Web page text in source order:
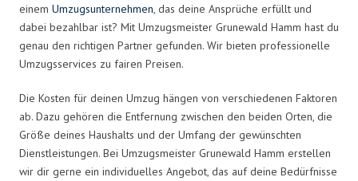
einem Umzugsunternehmen, das deine Ansprüche erfüllt und
dabei bezahlbar ist? Mit Umzugsmeister Grunewald Hamm hast du
genau den richtigen Partner gefunden. Wir bieten professionelle
Umzugsservices zu fairen Preisen.
Die Kosten für deinen Umzug hängen von verschiedenen Faktoren
ab. Dazu gehören die Entfernung zwischen den beiden Orten, die
Größe deines Haushalts und der Umfang der gewünschten
Dienstleistungen. Bei Umzugsmeister Grunewald Hamm erstellen
wir dir gerne ein individuelles Angebot, das auf deine Bedürfnisse